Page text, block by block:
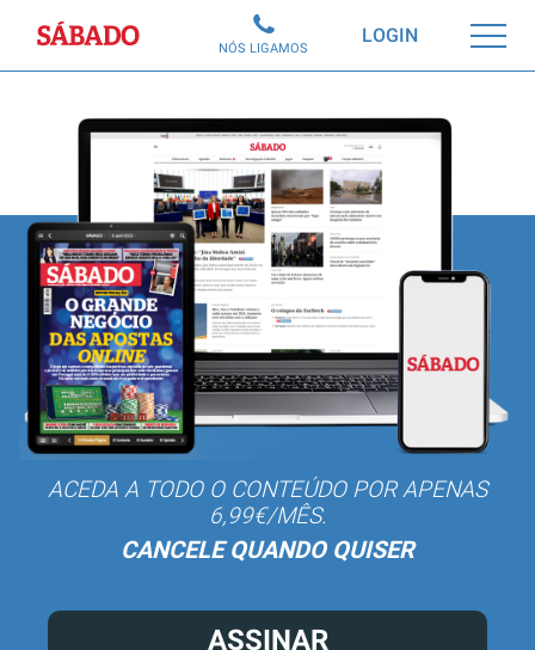
Sábado LOGIN
NÓS LIGAMOS
ACEDA A TODO O CONTEÚDO POR APENAS
6,99€/MÊS.
CANCELE QUANDO QUISER
ASSINAR